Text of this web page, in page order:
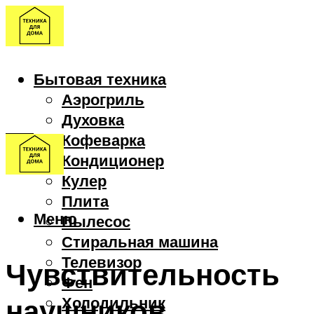
Бытовая техника
Аэрогриль
Духовка
Кофеварка
Кондиционер
Кулер
Плита
Пылесос
Стиральная машина
Телевизор
Фен
Холодильник
Меню
Чувствительность